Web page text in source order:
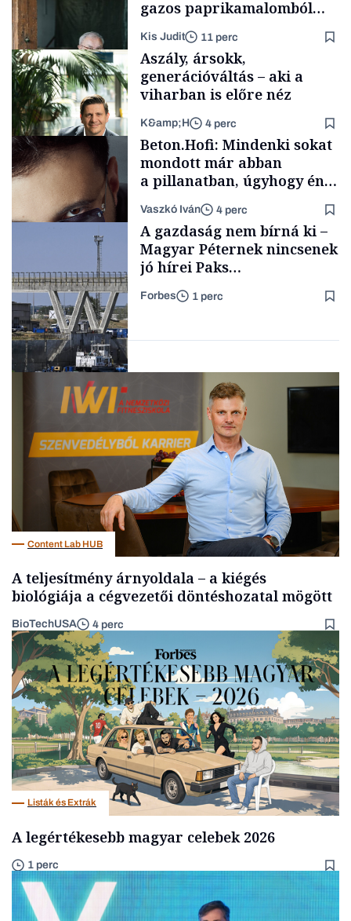
Családi
vállalkozások
gazos paprikamalomból
lett az igazi családi
fűszersztori
Kis Judit 11 perc
TÁMOGATÓI
Aszály, ársokk,
generációváltás – aki a
viharban is előre néz
K&amp;H 4 perc
Forbes-sztori
Beton.Hofi: Mindenki sokat
mondott már abban
a pillanatban, úgyhogy én
a legsarkosabb
gondolataimat akartam
kimondani
Vaszkó Iván 4 perc
A gazdaság nem bírná ki –
Magyar Péternek nincsenek
jó hírei Paks
újraindításáról
Forbes 1 perc
Content Lab HUB
A teljesítmény árnyoldala – a kiégés
biológiája a cégvezetői döntéshozatal mögött
BioTechUSA 4 perc
Listák és Extrák
A legértékesebb magyar celebek 2026
1 perc